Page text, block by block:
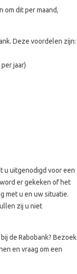
om dit per maand,
Deze voordelen zijn:
jaar)
u uitgenodigd voor een
er gekeken of het
met u en uw situatie.
zij u niet
de Rabobank? Bezoek
en vraag om een